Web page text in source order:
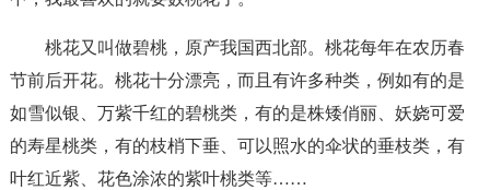
桃花又叫做碧桃，原产我国西北部。桃花每年在农历春
节前后开花。桃花十分漂亮，而且有许多种类，例如有的是
如雪似银、万紫千红的碧桃类，有的是株矮俏丽、妖娆可爱
的寿星桃类，有的枝梢下垂、可以照水的伞状的垂枝类，有
叶红近紫、花色涂浓的紫叶桃类等……